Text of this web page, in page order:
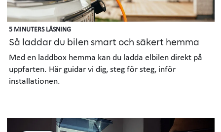
5 MINUTERS LÄSNING
Så laddar du bilen smart och säkert hemma
Med en laddbox hemma kan du ladda elbilen direkt på
uppfarten. Här guidar vi dig, steg för steg, inför
installationen.